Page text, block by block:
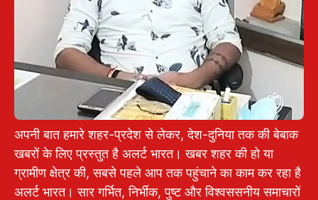
अपनी बात हमारे शहर-प्रदेश से लेकर, देश-दुनिया तक की बेबाक
खबरों के लिए प्रस्तुत है अलर्ट भारत। खबर शहर की हो या
ग्रामीण क्षेत्र की, सबसे पहले आप तक पहुंचाने का काम कर रहा है
अलर्ट भारत। सार गर्भित, निर्भीक, पुष्ट और विश्वससनीय समाचारों